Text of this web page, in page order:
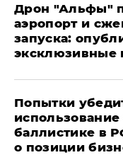
Дрон "Альфы"
аэропорт и
запуска:
эксклюзивные
Попытки
баллистике в
о позиции